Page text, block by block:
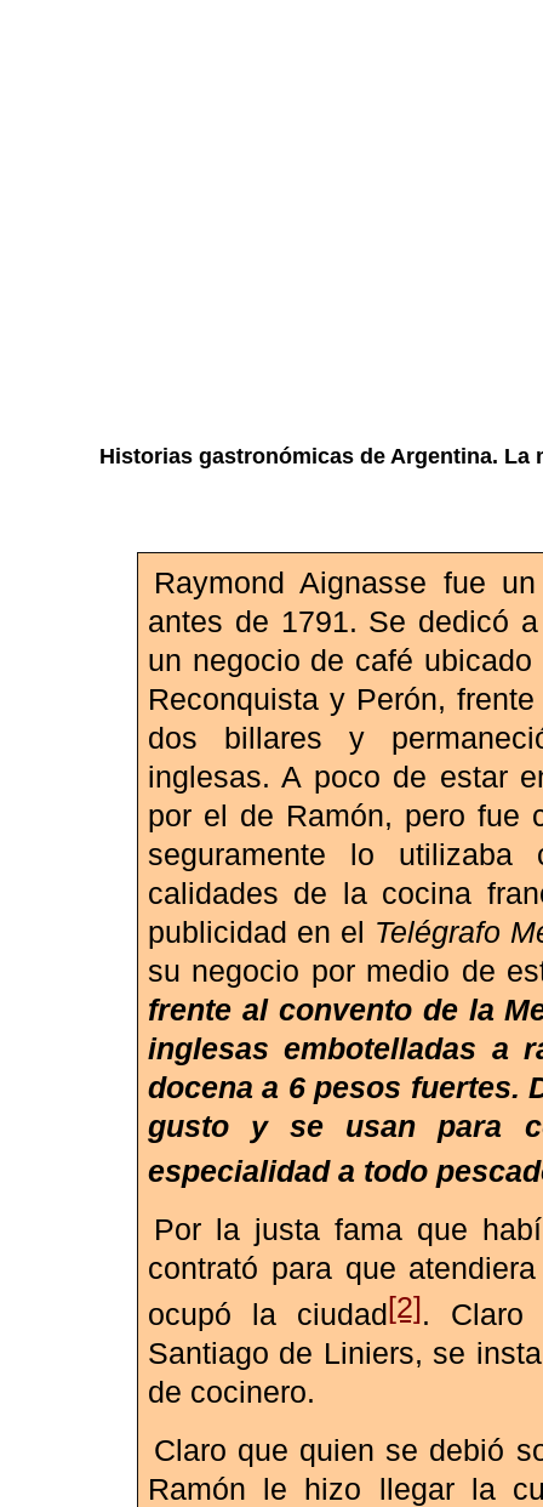
Historias gastronómicas de Argentina.
Raymond Aignasse fue
antes de 1791. Se dedicó
un negocio de café
Reconquista y Perón,
dos billares y
inglesas. A poco de estar
por el de Ramón, pero fue
seguramente lo
calidades de la cocina
publicidad en el Telégrafo
su negocio por medio de
frente al convento de la
inglesas embotelladas a
docena a 6 pesos fuertes.
gusto y se usan para
especialidad a todo
Por la justa fama que
contrató para que
ocupó la ciudad[2]. Claro
Santiago de Liniers, se
de cocinero.
Claro que quien se debió
Ramón le hizo llegar la